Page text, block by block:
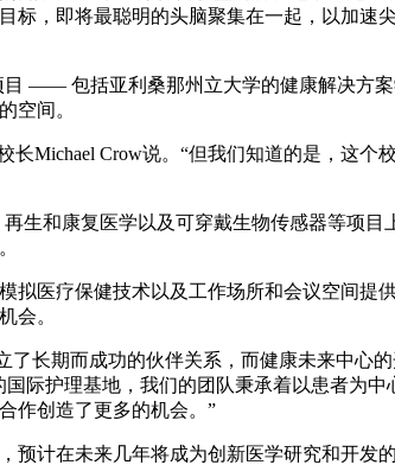
标，即将最聪明的头脑聚集在一起，以加
—— 包括亚利桑那州立大学的健康解决方案
空间。
长Michael Crow说。“但我们知道的是，这
生和康复医学以及可穿戴生物传感器等项
拟医疗保健技术以及工作场所和会议空间
会。
了长期而成功的伙伴关系，而健康未来中心
国际护理基地，我们的团队秉承着以患者为
作创造了更多的机会。”
预计在未来几年将成为创新医学研究和开